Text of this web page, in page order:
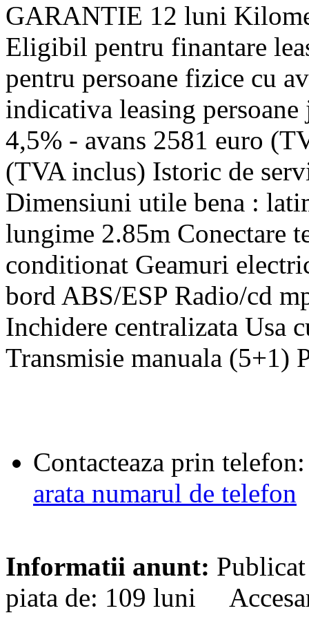
GARANTIE 12 luni
Eligibil pentru finantare
pentru persoane fizice cu
indicativa leasing
4,5% - avans 2581 euro
(TVA inclus) Istoric de
Dimensiuni utile bena :
lungime 2.85m Conectare
conditionat Geamuri
bord ABS/ESP Radio/cd
Inchidere centralizata Usa
Transmisie manuala (5+1)
Contacteaza prin telefon:
arata numarul de telefon
Informatii anunt:
piata de: 109 luni